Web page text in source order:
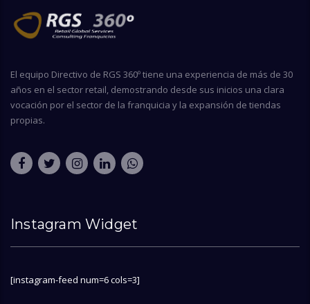
El equipo Directivo de RGS 360º tiene una experiencia de más de 30
años en el sector retail, demostrando desde sus inicios una clara
vocación por el sector de la franquicia y la expansión de tiendas
propias.
Instagram Widget
[instagram-feed num=6 cols=3]